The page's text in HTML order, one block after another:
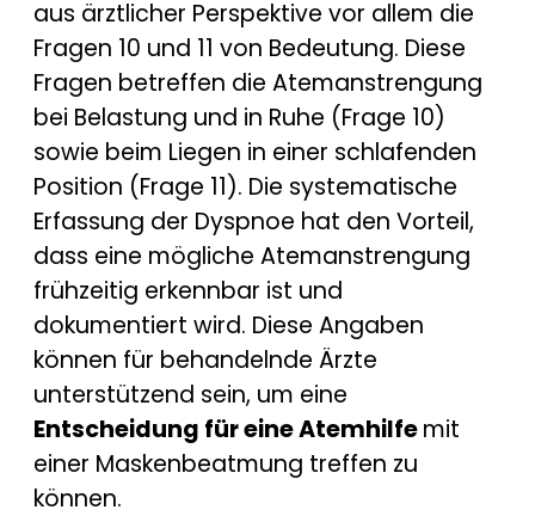
aus ärztlicher Perspektive vor allem die
Fragen 10 und 11 von Bedeutung. Diese
Fragen betreffen die Atemanstrengung
bei Belastung und in Ruhe (Frage 10)
sowie beim Liegen in einer schlafenden
Position (Frage 11). Die systematische
Erfassung der Dyspnoe hat den Vorteil,
dass eine mögliche Atemanstrengung
frühzeitig erkennbar ist und
dokumentiert wird. Diese Angaben
können für behandelnde Ärzte
unterstützend sein, um eine
Entscheidung für eine Atemhilfemit
einer Maskenbeatmung treffen zu
können.